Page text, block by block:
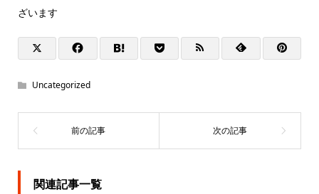
ざいます
Uncategorized
関連記事一覧